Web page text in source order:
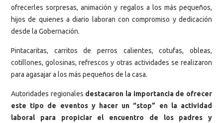
ofrecerles sorpresas, animación y regalos a los más pequeños,
hijos de quienes a diario laboran con compromiso y dedicación
desde la Gobernación.
Pintacaritas, carritos de perros calientes, cotufas, obleas,
cotillones, golosinas, refrescos y otras actividades se realizaron
para agasajar a los más pequeños de la casa.
Autoridades regionales destacaron la importancia de ofrecer
este tipo de eventos y hacer un “stop” en la actividad
laboral para propiciar el encuentro de los padres y